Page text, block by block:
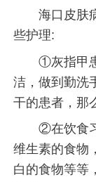
海口皮肤病
些护理:
①灰指甲患
洁，做到勤洗
干的患者，那
②在饮食习
维生素的食物
白的食物等等